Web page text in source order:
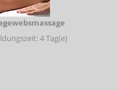
4 Tag(e)